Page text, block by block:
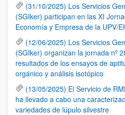
(31/10/2025) Los Servicios
(SGIker) participan en las XI
Economía y Empresa de la UPV/
(12/06/2025) Los Servicios
(SGIker) organizan la jornada nº
resultados de los ensayos de
orgánico y análisis isotópico
(13/05/2025) El Servicio de
ha llevado a cabo una
variedades de lúpulo silvestre